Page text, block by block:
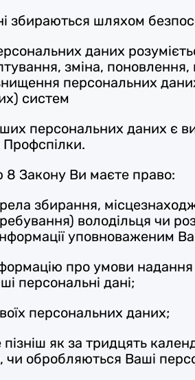
збираються шляхом
даних
зміна,
персональних
систем
персональних даних є
Профспілки.
8 Закону Ви маєте право:
збирання,
володільця чи
уповноваженим
про умови
персональні дані;
персональних даних;
як за тридцять
чи обробляються Ваші